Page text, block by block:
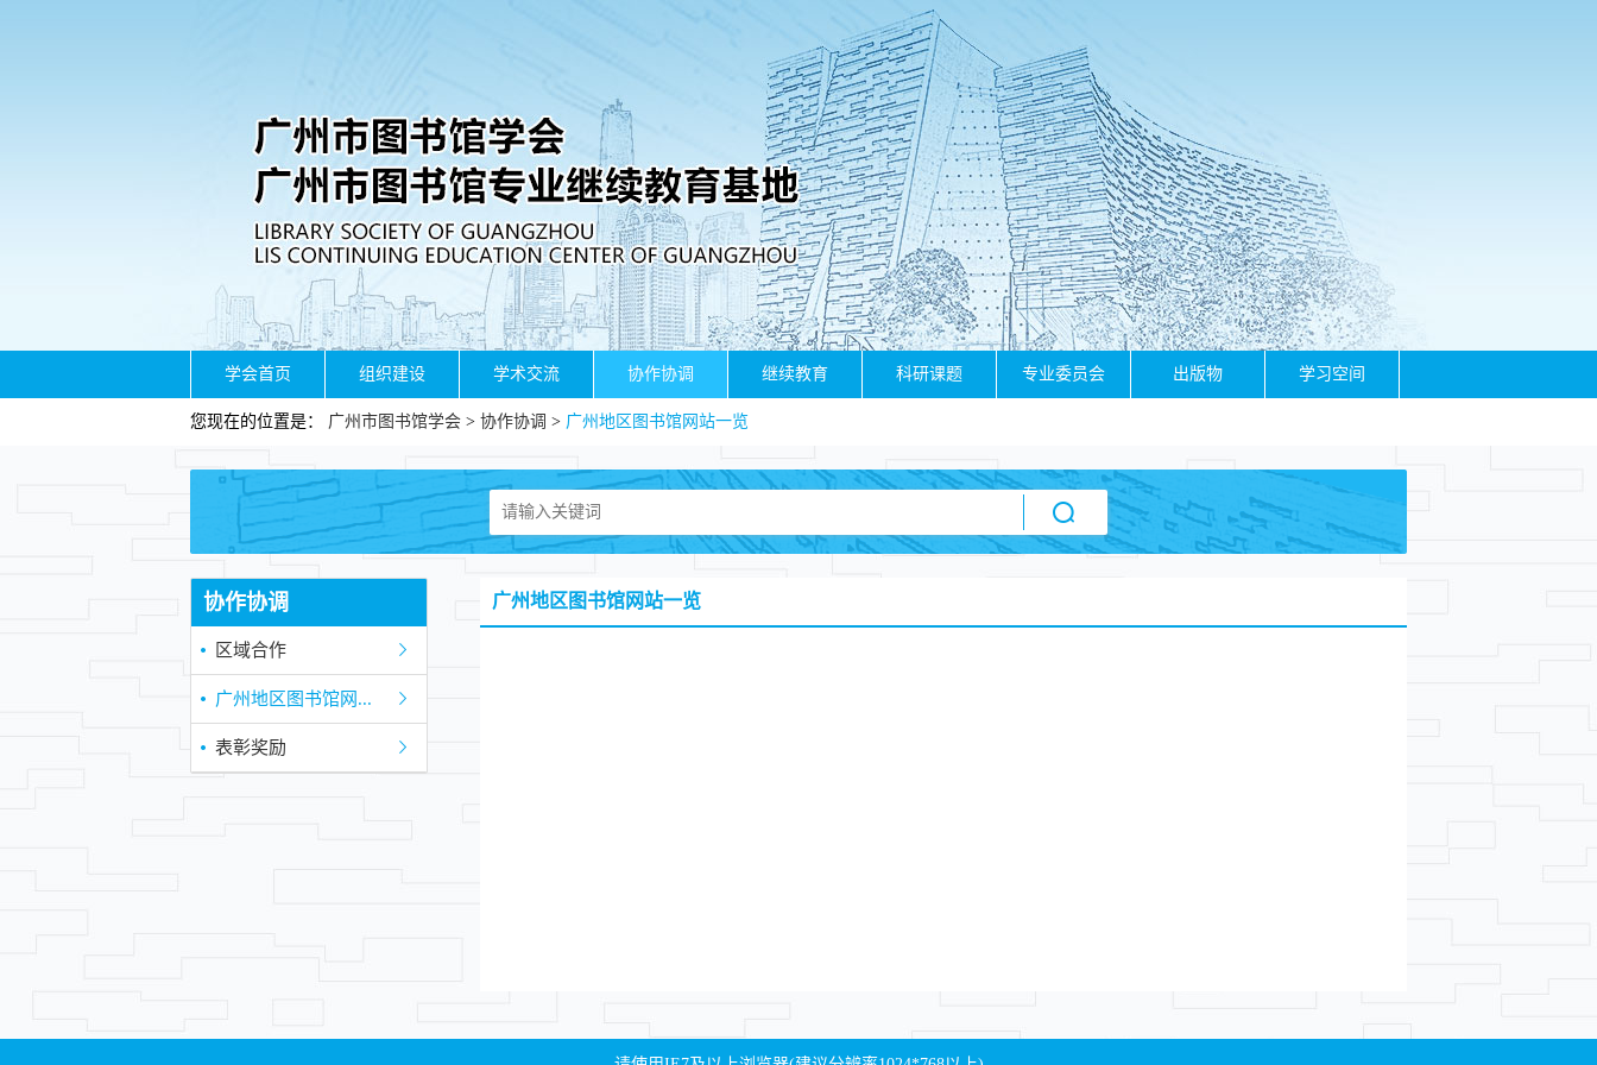
学会首页 组织建设 学术交流 协作协调 继续教育 科研课题 专业委员会 出版物 学习空间
您现在的位置是： 广州市图书馆学会 > 协作协调 > 广州地区图书馆网站一览
协作协调
区域合作
广州地区图书馆网...
表彰奖励
广州地区图书馆网站一览